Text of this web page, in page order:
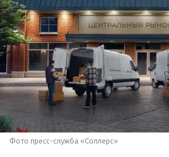
Фото пресс-служба «Соллерс»